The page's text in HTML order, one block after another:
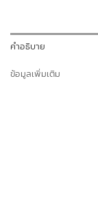
คำอธิบาย
ข้อมูลเพิ่มเติม